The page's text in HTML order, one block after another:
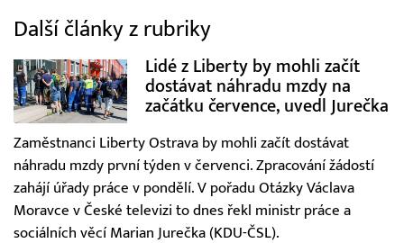
Další články z rubriky
Lidé z Liberty by mohli začít
dostávat náhradu mzdy na
začátku července, uvedl Jurečka
Zaměstnanci Liberty Ostrava by mohli začít dostávat
náhradu mzdy první týden v červenci. Zpracování žádostí
zahájí úřady práce v pondělí. V pořadu Otázky Václava
Moravce v České televizi to dnes řekl ministr práce a
sociálních věcí Marian Jurečka (KDU-ČSL).